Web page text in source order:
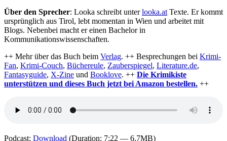
Über den Sprecher: Looka schreibt unterlooka.at Texte. Er kommt
ursprünglich aus Tirol, lebt momentan in Wien und arbeitet mit
Blogs. Nebenbei macht er einen Bachelor in
Kommunikationswissenschaften.
++ Mehr über das Buch beim Verlag. ++ Besprechungen bei Krimi-
Fan, Krimi-Couch, Büchereule, Zauberspiegel, Literature.de,
Fantasyguide, X-Zine und Booklove. ++ Die Krimikiste
unterstützen und dieses Buch jetzt bei Amazon bestellen. ++
Podcast: Download (Duration: 7:22 — 6.7MB)